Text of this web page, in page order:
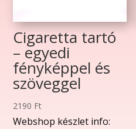
Cigaretta tartó
– egyedi
fényképpel és
szöveggel
2190 Ft
Webshop készlet info: